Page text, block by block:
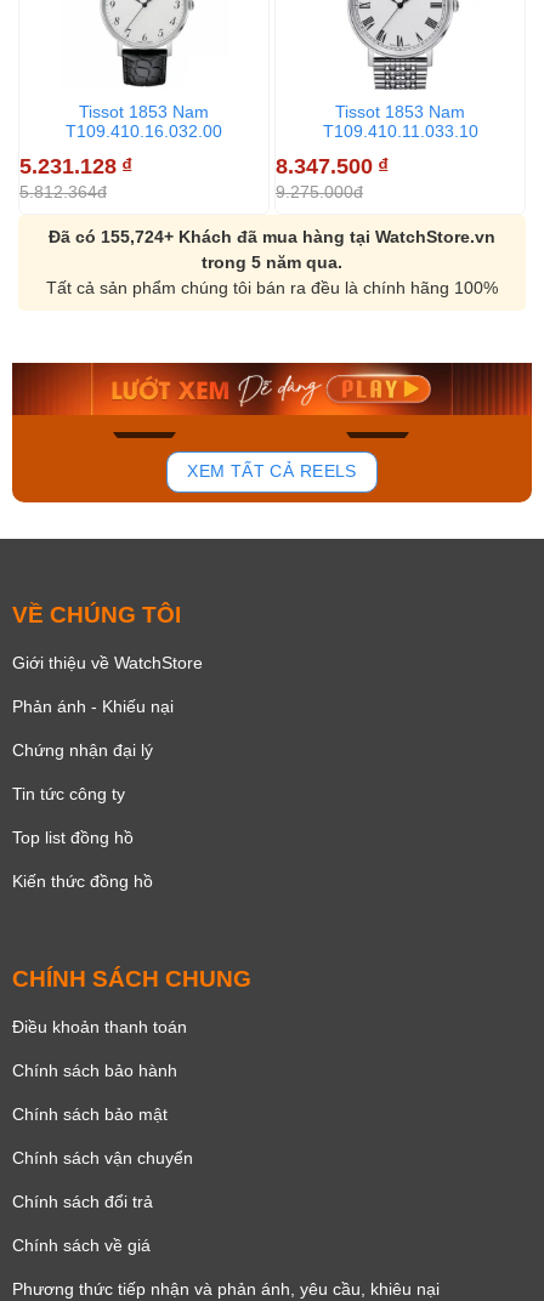
Tissot 1853 Nam
T109.410.16.032.00
5.231.128 ₫
5.812.364đ
Tissot 1853 Nam
T109.410.11.033.10
8.347.500 ₫
9.275.000đ
Đã có 155,724+ Khách đã mua hàng tại WatchStore.vn
trong 5 năm qua.
Tất cả sản phẩm chúng tôi bán ra đều là chính hãng 100%
132
Orient Nam RA-
Mua ngay
Casio Nam MTS-
Mua ngay
XEM TẤT CẢ REELS
VỀ CHÚNG TÔI
Giới thiệu về WatchStore
Phản ánh - Khiếu nại
Chứng nhận đại lý
Tin tức công ty
Top list đồng hồ
Kiến thức đồng hồ
CHÍNH SÁCH CHUNG
Điều khoản thanh toán
Chính sách bảo hành
Chính sách bảo mật
Chính sách vận chuyển
Chính sách đổi trả
Chính sách về giá
Phương thức tiếp nhận và phản ánh, yêu cầu, khiêu nại